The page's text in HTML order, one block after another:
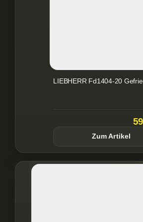
LIEBHERR Fd1404-20
Zum Artikel